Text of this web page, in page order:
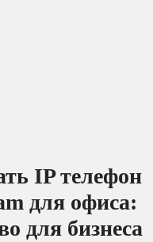
IP телефон
для офиса:
для бизнеса